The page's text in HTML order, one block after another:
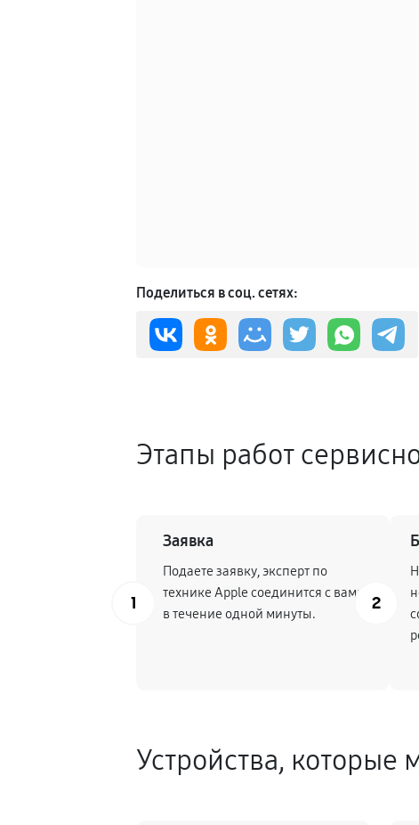
Поделиться в соц. сетях:
Этапы работ
1
Заявка
Подаете заявку, эксперт по
технике Apple соединится с вами
в течение одной минуты.
2
Устройства,